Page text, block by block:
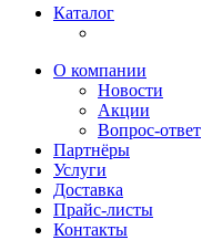
Каталог
О компании
Новости
Акции
Вопрос-ответ
Партнёры
Услуги
Доставка
Прайс-листы
Контакты